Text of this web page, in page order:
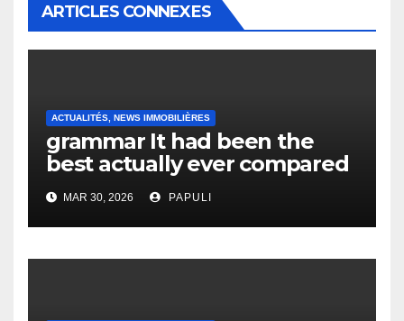
ARTICLES CONNEXES
ACTUALITÉS, NEWS IMMOBILIÈRES
grammar It had been the
best actually ever compared
to it’s the top actually?
English Vocabulary Learners
Heap Change
MAR 30, 2026 PAPULI